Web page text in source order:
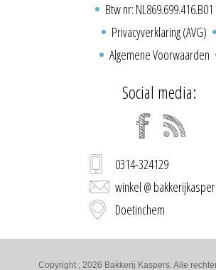
Btw nr: NL869.699.416.B01
Privacyverklaring (AVG)
Algemene Voorwaarden
Social media:
0314-324129
winkel @
Doetinchem
Copyright ; 2026 Bakkerij Kaspers. Alle